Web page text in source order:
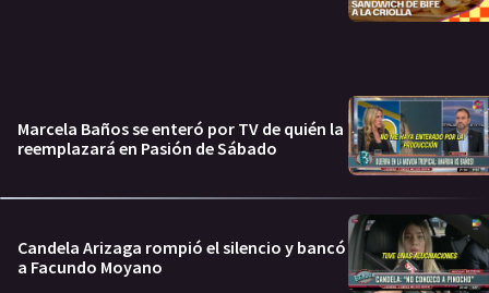
Marcela Baños se enteró por TV de quién la
reemplazará en Pasión de Sábado
Candela Arizaga rompió el silencio y bancó
a Facundo Moyano